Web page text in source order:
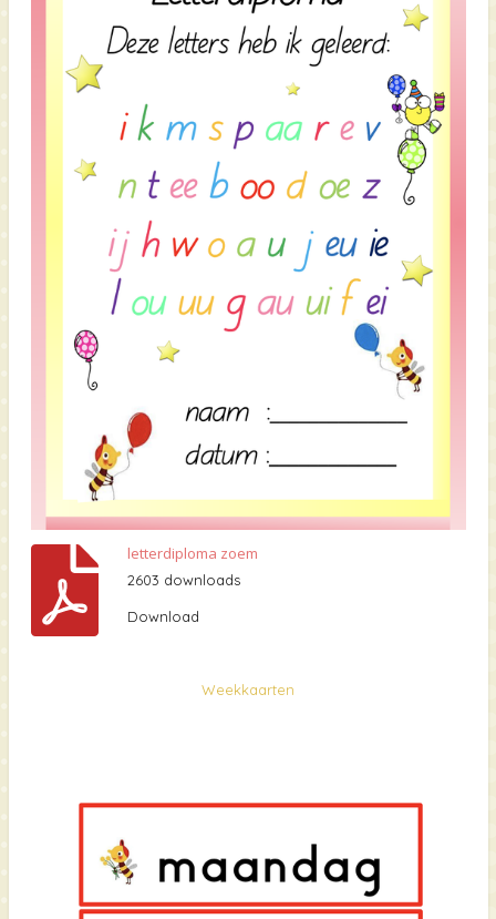
letterdiploma zoem
2603 downloads
Download
Weekkaarten